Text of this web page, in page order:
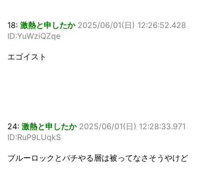
18: 激熱と申したか 2025/06/01(日) 12:26:52.428
ID:YuWziQZqe
エゴイスト
24: 激熱と申したか 2025/06/01(日) 12:28:33.971
ID:RuP9LUqkS
ブルーロックとパチやる層は被ってなさそうやけど